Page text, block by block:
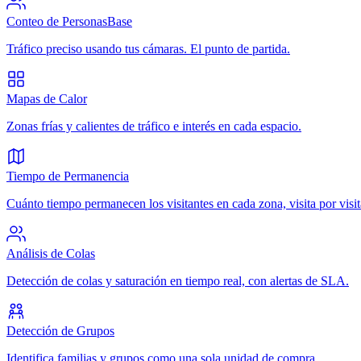
Conteo de PersonasBase
Tráfico preciso usando tus cámaras. El punto de partida.
Mapas de Calor
Zonas frías y calientes de tráfico e interés en cada espacio.
Tiempo de Permanencia
Cuánto tiempo permanecen los visitantes en cada zona, visita por
Análisis de Colas
Detección de colas y saturación en tiempo real, con alertas de SLA.
Detección de Grupos
Identifica familias y grupos como una sola unidad de compra.